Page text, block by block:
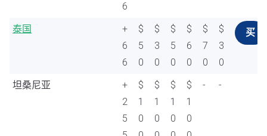
6
泰国
+
6
6
$
5
0
$
3
0
$
5
0
$
6
0
$
7
0
$
3
0
买
坦桑尼亚
+
2
5
$
1
0
$
1
0
$
1
0
$
1
0
- -